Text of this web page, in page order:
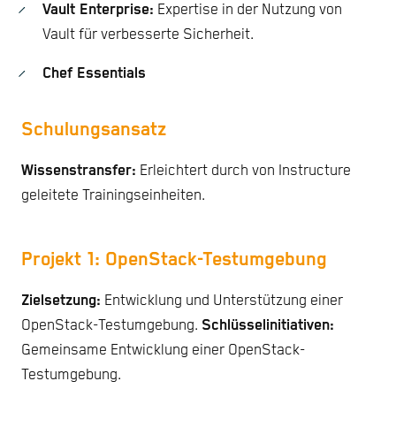
Vault Enterprise: Expertise in der Nutzung von
Vault für verbesserte Sicherheit.
Chef Essentials
Schulungsansatz
Wissenstransfer: Erleichtert durch von Instructure
geleitete Trainingseinheiten.
Projekt 1: OpenStack-Testumgebung
Zielsetzung: Entwicklung und Unterstützung einer
OpenStack-Testumgebung. Schlüsselinitiativen:
Gemeinsame Entwicklung einer OpenStack-
Testumgebung.